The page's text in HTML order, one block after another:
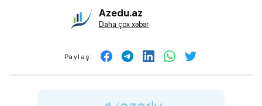
Azedu.az
Daha çox xəbər
Paylaş: